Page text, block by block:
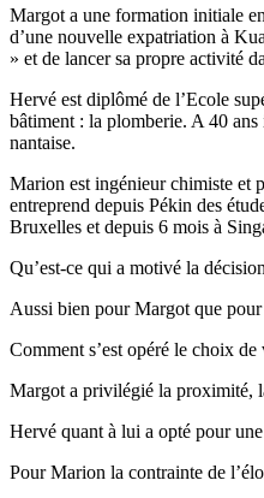
Margot a une formation initiale
d’une nouvelle expatriation à
» et de lancer sa propre activité
Hervé est diplômé de l’Ecole
bâtiment : la plomberie. A 40
nantaise.
Marion est ingénieur chimiste et
entreprend depuis Pékin des
Bruxelles et depuis 6 mois à
Qu’est-ce qui a motivé la
Aussi bien pour Margot que
Comment s’est opéré le choix
Margot a privilégié la proximité,
Hervé quant à lui a opté pour
Pour Marion la contrainte de